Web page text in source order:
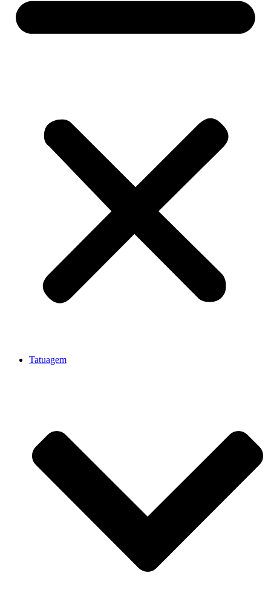
Tatuagem